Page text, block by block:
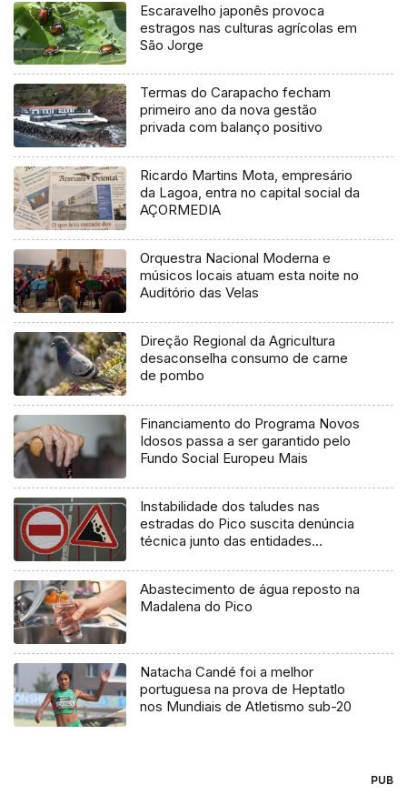
Escaravelho japonês provoca
estragos nas culturas agrícolas em
São Jorge
Termas do Carapacho fecham
primeiro ano da nova gestão
privada com balanço positivo
Ricardo Martins Mota, empresário
da Lagoa, entra no capital social da
AÇORMEDIA
Orquestra Nacional Moderna e
músicos locais atuam esta noite no
Auditório das Velas
Direção Regional da Agricultura
desaconselha consumo de carne
de pombo
Financiamento do Programa Novos
Idosos passa a ser garantido pelo
Fundo Social Europeu Mais
Instabilidade dos taludes nas
estradas do Pico suscita denúncia
técnica junto das entidades
Abastecimento de água reposto na
Madalena do Pico
Natacha Candé foi a melhor
portuguesa na prova de Heptatlo
nos Mundiais de Atletismo sub-20
PUB